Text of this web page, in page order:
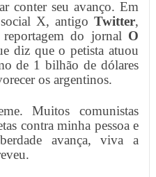
conter seu avanço. Em
X, antigo Twitter,
do jornal O
diz que o petista atuou
de 1 bilhão de dólares
os argentinos.
Muitos comunistas
contra minha pessoa e
avança, viva a